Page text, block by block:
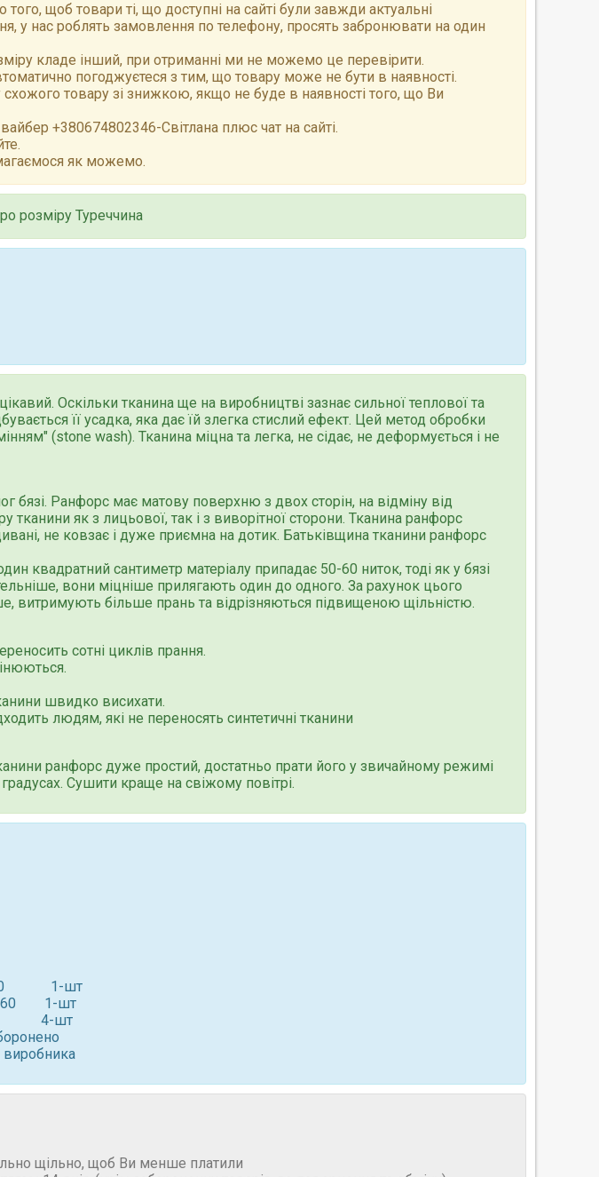
щоб товари ті, що доступні на сайті були завжди актуальні
у нас роблять замовлення по телефону, просять забронювати на один
кладе інший, при отриманні ми не можемо це перевірити.
погоджуєтеся з тим, що товару може не бути в наявності.
товару зі знижкою, якщо не буде в наявності того, що Ви
+380674802346-Світлана плюс чат на сайті.
як можемо.
розміру Туреччина
Оскільки тканина ще на виробництві зазнає сильної теплової та
її усадка, яка дає їй злегка стислий ефект. Цей метод обробки
(stone wash). Тканина міцна та легка, не сідає, не деформується і не
бязі. Ранфорс має матову поверхню з двох сторін, на відміну від
тканини як з лицьової, так і з виворітної сторони. Тканина ранфорс
не ковзає і дуже приємна на дотик. Батьківщина тканини ранфорс
квадратний сантиметр матеріалу припадає 50-60 ниток, тоді як у бязі
вони міцніше прилягають один до одного. За рахунок цього
витримують більше прань та відрізняються підвищеною щільністю.
сотні циклів прання.
швидко висихати.
людям, які не переносять синтетичні тканини
ранфорс дуже простий, достатньо прати його у звичайному режимі
Сушити краще на свіжому повітрі.
1-шт
1-шт
4-шт ⠀
виробника
щільно, щоб Ви менше платили